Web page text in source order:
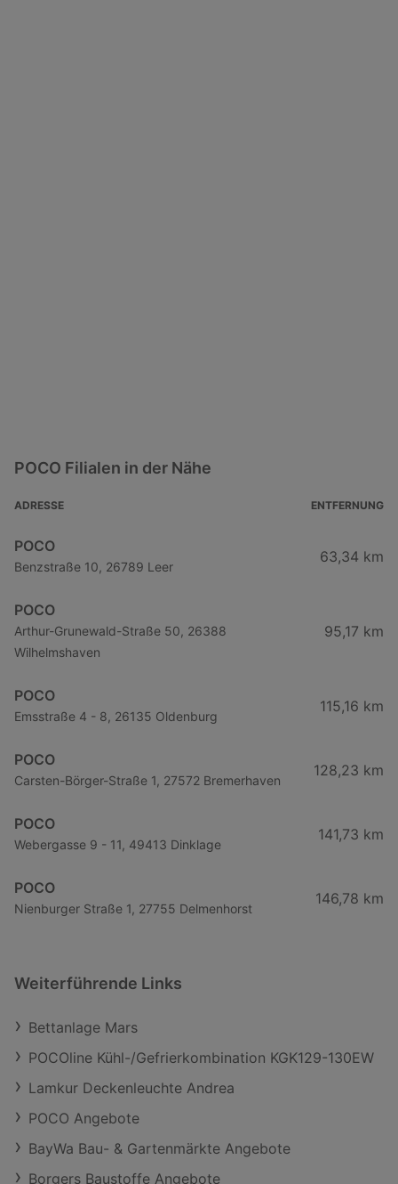
POCO Filialen in der Nähe
ADRESSE ENTFERNUNG
POCO
Benzstraße 10, 26789 Leer
63,34 km
POCO
Arthur-Grunewald-Straße 50, 26388
Wilhelmshaven
95,17 km
POCO
Emsstraße 4 - 8, 26135 Oldenburg
115,16 km
POCO
Carsten-Börger-Straße 1, 27572 Bremerhaven
128,23 km
POCO
Webergasse 9 - 11, 49413 Dinklage
141,73 km
POCO
Nienburger Straße 1, 27755 Delmenhorst
146,78 km
Weiterführende Links
Bettanlage Mars
POCOline Kühl-/Gefrierkombination KGK129-130EW
Lamkur Deckenleuchte Andrea
POCO Angebote
BayWa Bau- & Gartenmärkte Angebote
Borgers Baustoffe Angebote